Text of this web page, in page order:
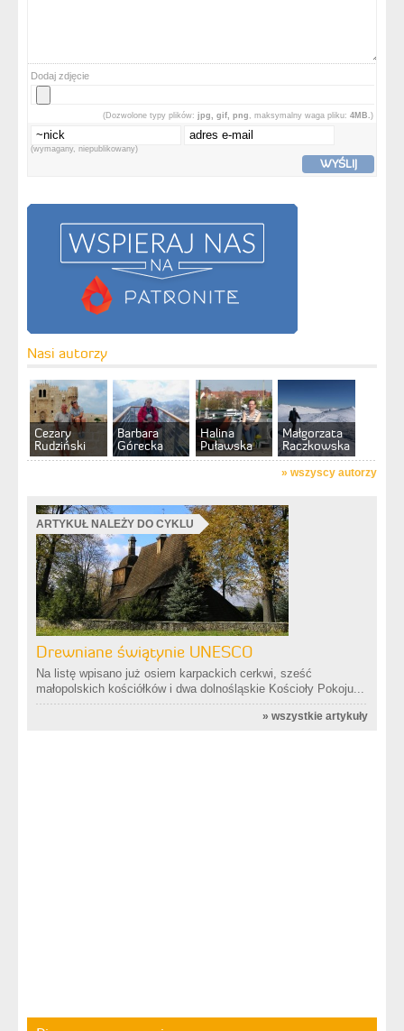
Dodaj zdjęcie
(Dozwolone typy plików: jpg, gif, png , maksymalny waga pliku: 4MB. )
(wymagany, niepublikowany)
WYŚLIJ
Nasi autorzy
Cezary
Rudziński
Barbara
Górecka
Halina
Puławska
Małgorzata
Raczkowska
» wszyscy autorzy
ARTYKUŁ NALEŻY DO CYKLU
Drewniane świątynie UNESCO
Na listę wpisano już osiem karpackich cerkwi, sześć
małopolskich kościółków i dwa dolnośląskie Kościoły Pokoju...
» wszystkie artykuły